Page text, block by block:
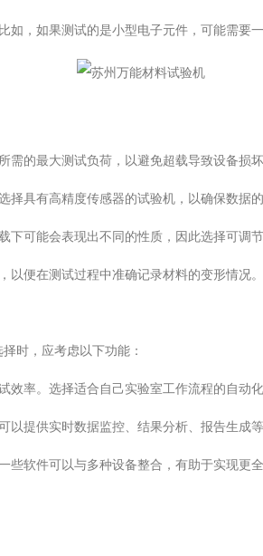
如果测试的是小型电子元件，可能需要
的最大测试负荷，以避免超载导致设备损坏
具有高精度传感器的试验机，以确保数据的
能会表现出不同的性质，因此选择可调节
便在测试过程中准确记录材料的变形情况。
时，应考虑以下功能：
率。选择适合自己实验室工作流程的自动化
供实时数据监控、结果分析、报告生成等
软件可以与多种设备整合，有助于实现更全